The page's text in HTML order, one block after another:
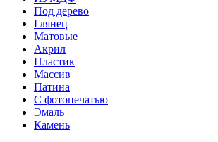
Под дерево
Глянец
Матовые
Акрил
Пластик
Массив
Патина
С фотопечатью
Эмаль
Камень